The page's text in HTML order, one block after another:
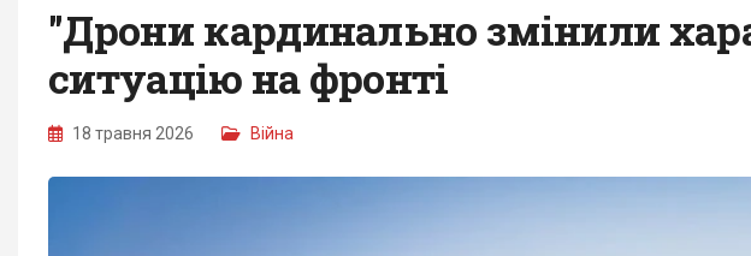
"Дрони кардинально змінили
ситуацію на фронті
18 травня 2026 Війна